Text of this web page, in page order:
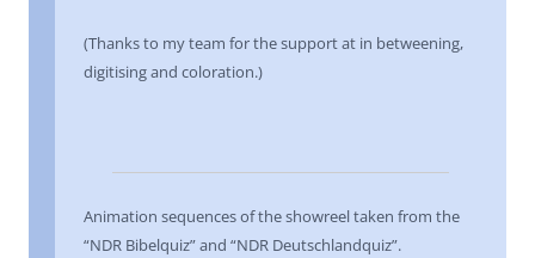
(Thanks to my team for the support at in betweening,
digitising and coloration.)
Animation sequences of the showreel taken from the
“NDR Bibelquiz” and “NDR Deutschlandquiz”.